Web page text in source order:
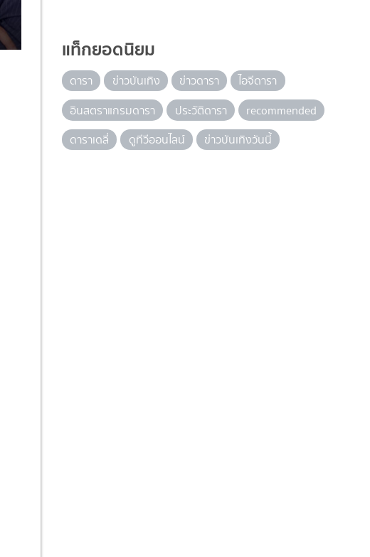
แท็กยอดนิยม
ดารา ข่าวบันเทิง ข่าวดารา
ไอจีดารา
อินสตราแกรมดารา
ประวัติดารา
recommended
ดาราเดลี่
ดูทีวีออนไลน์ ข่าวบันเทิงวันนี้